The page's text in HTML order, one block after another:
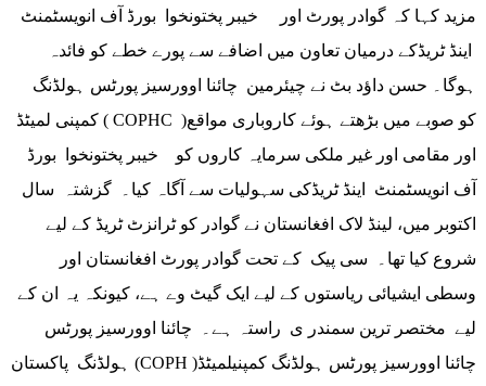
مزید کہا کہ گوادر پورٹ اور خیبر پختونخوا بورڈ آف انویسٹمنٹ
اینڈ ٹریڈکے درمیان تعاون میں اضافے سے پورے خطے کو فائدہ
ہوگا۔ حسن داؤد بٹ نے چیئرمین چائنا اوورسیز پورٹس ہولڈنگ
کمپنی لمیٹڈ ( COPHC )کو صوبے میں بڑھتے ہوئے کاروباری مواقع
اور مقامی اور غیر ملکی سرمایہ کاروں کو خیبر پختونخوا بورڈ
آف انویسٹمنٹ اینڈ ٹریڈکی سہولیات سے آگاہ کیا۔ گزشتہ سال
اکتوبر میں، لینڈ لاک افغانستان نے گوادر کو ٹرانزٹ ٹریڈ کے لیے
شروع کیا تھا۔ سی پیک کے تحت گوادر پورٹ افغانستان اور
وسطی ایشیائی ریاستوں کے لیے ایک گیٹ وے ہے، کیونکہ یہ ان کے
لیے مختصر ترین سمندر ی راستہ ہے۔ چائنا اوورسیز پورٹس
ہولڈنگ پاکستان (COPH )چائنا اوورسیز پورٹس ہولڈنگ کمپنیلمیٹڈ